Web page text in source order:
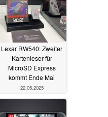
28.05.2025
Lexar RW540: Zweiter
Kartenleser für
MicroSD Express
kommt Ende Mai
22.05.2025